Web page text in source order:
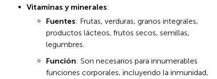
Vitaminas y minerales:
Fuentes: Frutas, verduras, granos integrales,
productos lácteos, frutos secos, semillas,
legumbres.
Función: Son necesarios para innumerables
funciones corporales, incluyendo la inmunidad,